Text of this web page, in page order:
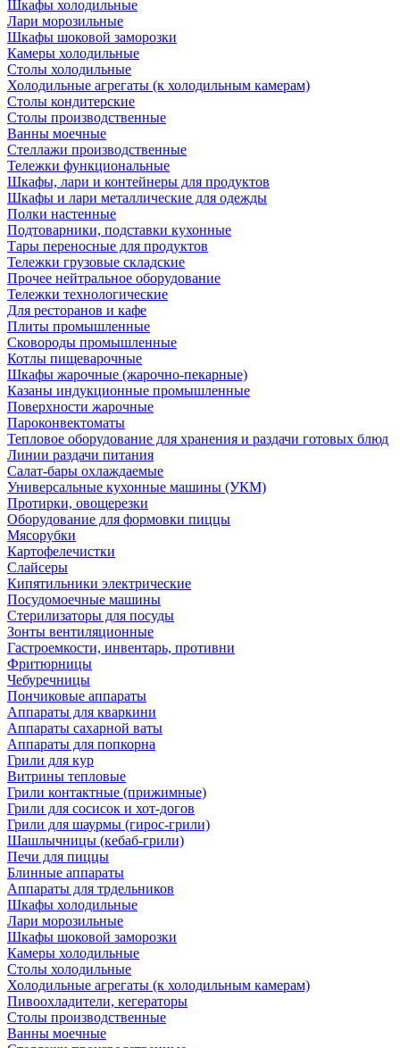
Шкафы холодильные
Лари морозильные
Шкафы шоковой заморозки
Камеры холодильные
Столы холодильные
Холодильные агрегаты (к холодильным камерам)
Столы кондитерские
Столы производственные
Ванны моечные
Стеллажи производственные
Тележки функциональные
Шкафы, лари и контейнеры для продуктов
Шкафы и лари металлические для одежды
Полки настенные
Подтоварники, подставки кухонные
Тары переносные для продуктов
Тележки грузовые складские
Прочее нейтральное оборудование
Тележки технологические
Для ресторанов и кафе
Плиты промышленные
Сковороды промышленные
Котлы пищеварочные
Шкафы жарочные (жарочно-пекарные)
Казаны индукционные промышленные
Поверхности жарочные
Пароконвектоматы
Тепловое оборудование для хранения и раздачи готовых блюд
Линии раздачи питания
Салат-бары охлаждаемые
Универсальные кухонные машины (УКМ)
Протирки, овощерезки
Оборудование для формовки пиццы
Мясорубки
Картофелечистки
Слайсеры
Кипятильники электрические
Посудомоечные машины
Стерилизаторы для посуды
Зонты вентиляционные
Гастроемкости, инвентарь, противни
Фритюрницы
Чебуречницы
Пончиковые аппараты
Аппараты для кваркини
Аппараты сахарной ваты
Аппараты для попкорна
Грили для кур
Витрины тепловые
Грили контактные (прижимные)
Грили для сосисок и хот-догов
Грили для шаурмы (гирос-грили)
Шашлычницы (кебаб-грили)
Печи для пиццы
Блинные аппараты
Аппараты для трдельников
Шкафы холодильные
Лари морозильные
Шкафы шоковой заморозки
Камеры холодильные
Столы холодильные
Холодильные агрегаты (к холодильным камерам)
Пивоохладители, кегераторы
Столы производственные
Ванны моечные